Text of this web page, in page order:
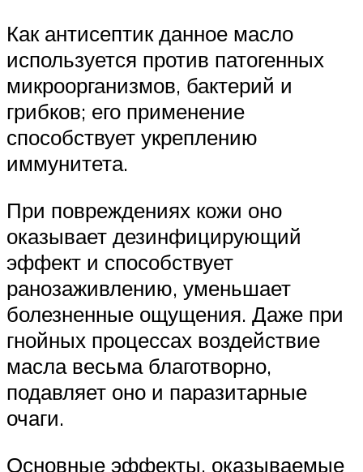
Как антисептик данное масло
используется против патогенных
микроорганизмов, бактерий и
грибков; его применение
способствует укреплению
иммунитета.
При повреждениях кожи оно
оказывает дезинфицирующий
эффект и способствует
ранозаживлению, уменьшает
болезненные ощущения. Даже при
гнойных процессах воздействие
масла весьма благотворно,
подавляет оно и паразитарные
очаги.
Основные эффекты, оказываемые